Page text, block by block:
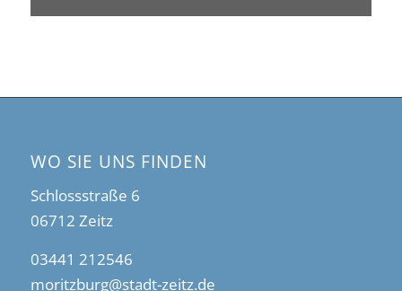
WO SIE UNS FINDEN
Schlossstraße 6
06712 Zeitz
03441 212546
moritzburg@stadt-zeitz.de